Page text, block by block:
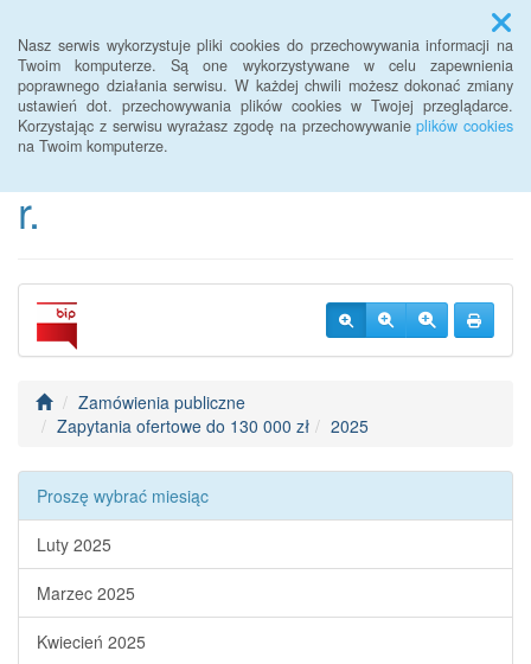
Nasz serwis wykorzystuje pliki cookies do przechowywania informacji na
Twoim komputerze. Są one wykorzystywane w celu zapewnienia
poprawnego działania serwisu. W każdej chwili możesz dokonać zmiany
ustawień dot. przechowywania plików cookies w Twojej przeglądarce.
Korzystając z serwisu wyrażasz zgodę na przechowywanieplików cookies
na Twoim komputerze.
Menu
BIP Urzędu Gminy
Janowice Wielkie od 2022
r.
Zamówienia publiczne
Zapytania ofertowe do 130 000 zł
2025
Proszę wybrać miesiąc
Luty 2025
Marzec 2025
Kwiecień 2025